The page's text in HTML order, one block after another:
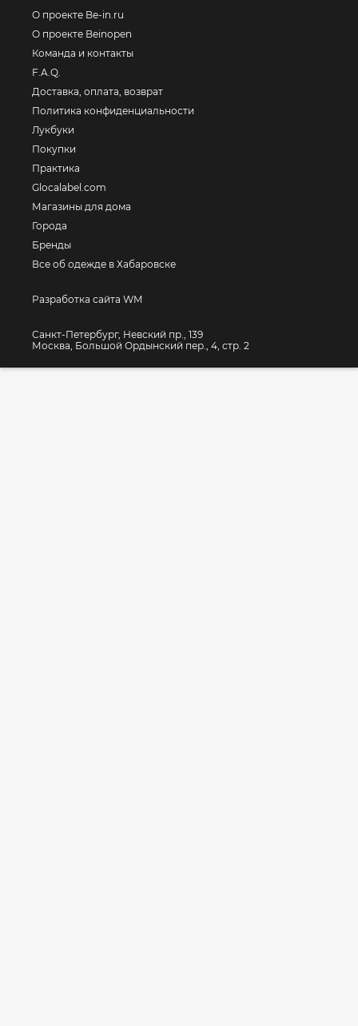
О проекте Be-in.ru
О проекте Beinopen
Команда и контакты
F.A.Q.
Доставка, оплата, возврат
Политика конфиденциальности
Лукбуки
Покупки
Практика
Glocalabel.com
Магазины для дома
Города
Бренды
Все об одежде в Хабаровске
Разработка сайта WM
Санкт-Петербург, Невский пр., 139
Москва, Большой Ордынский пер., 4, стр. 2